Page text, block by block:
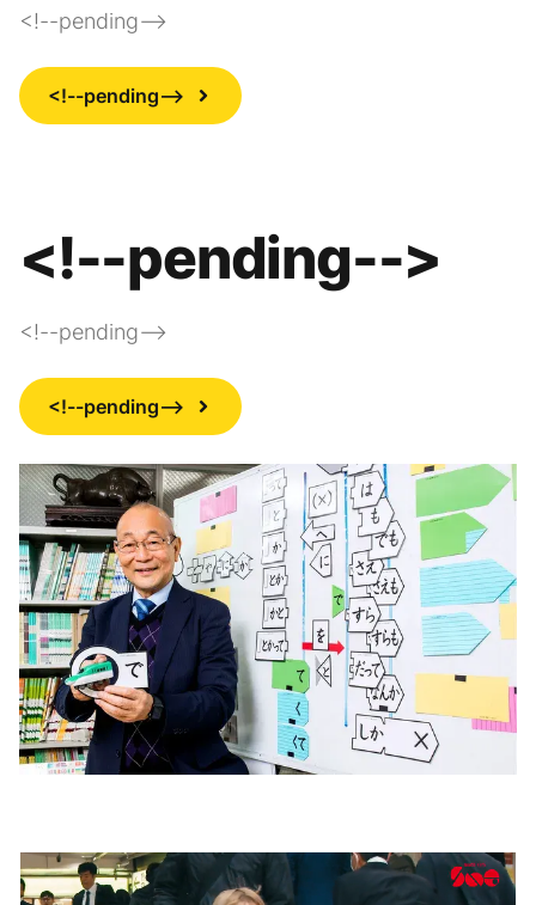
<!--pending-->
<!--pending-->
<!--pending-->
<!--pending-->
<!--pending-->